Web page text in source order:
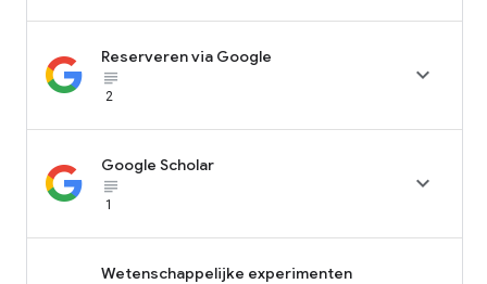
Reserveren via Google
subject_black
2

Google Scholar
subject_black
1

Wetenschappelijke experimenten